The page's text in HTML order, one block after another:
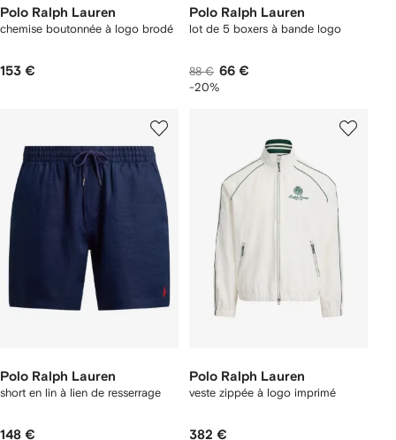
Polo Ralph Lauren
chemise boutonnée à logo brodé
153 €
Polo Ralph Lauren
lot de 5 boxers à bande logo
88 € 66 €
-20%
Polo Ralph Lauren
short en lin à lien de resserrage
148 €
Polo Ralph Lauren
veste zippée à logo imprimé
382 €